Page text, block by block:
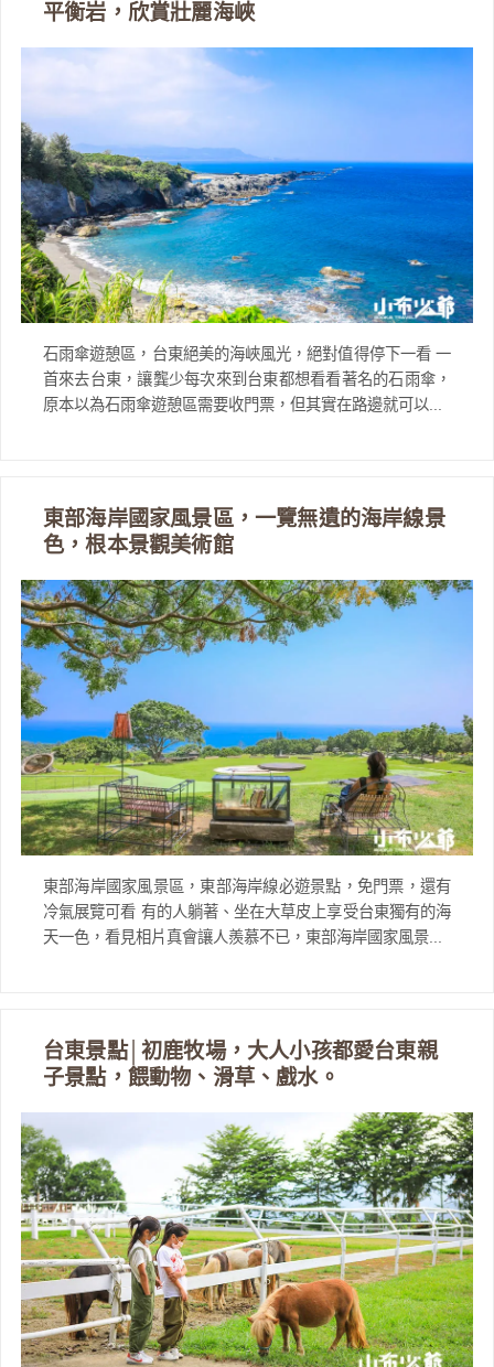
平衡岩，欣賞壯麗海峽
石雨傘遊憩區，台東絕美的海峽風光，絕對值得停下一看 一
首來去台東，讓龔少每次來到台東都想看看著名的石雨傘，
原本以為石雨傘遊憩區需要收門票，但其實在路邊就可以...
東部海岸國家風景區，一覽無遺的海岸線景
色，根本景觀美術館
東部海岸國家風景區，東部海岸線必遊景點，免門票，還有
冷氣展覽可看 有的人躺著、坐在大草皮上享受台東獨有的海
天一色，看見相片真會讓人羨慕不已，東部海岸國家風景...
台東景點│初鹿牧場，大人小孩都愛台東親
子景點，餵動物、滑草、戲水。